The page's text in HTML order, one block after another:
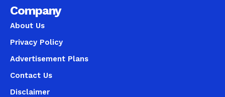
Company
About Us
Privacy Policy
Advertisement Plans
Contact Us
Disclaimer